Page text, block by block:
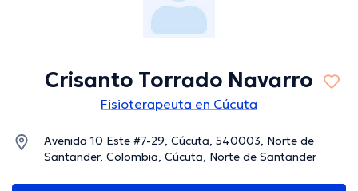
Crisanto Torrado Navarro
Fisioterapeuta en Cúcuta
Avenida 10 Este #7-29, Cúcuta, 540003, Norte de
Santander, Colombia, Cúcuta, Norte de Santander